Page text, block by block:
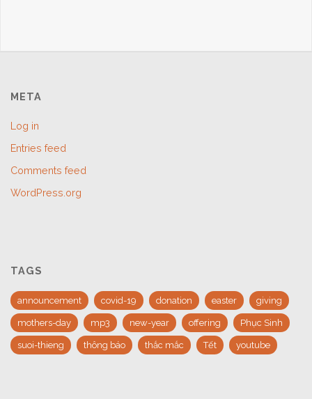
META
Log in
Entries feed
Comments feed
WordPress.org
TAGS
announcement covid-19 donation easter giving
mothers-day mp3 new-year offering Phục Sinh
suoi-thieng thông báo thắc mắc Tết youtube